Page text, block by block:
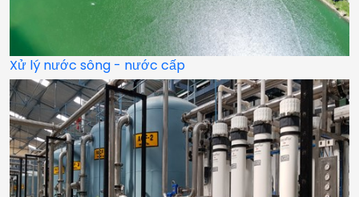
Xử lý nước sông - nước cấp